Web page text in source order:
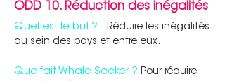
ODD 10. Réduction des inégalités
Quel est le but ? : Réduire les inégalités
au sein des pays et entre eux.
Que fait Whale Seeker ? Pour réduire